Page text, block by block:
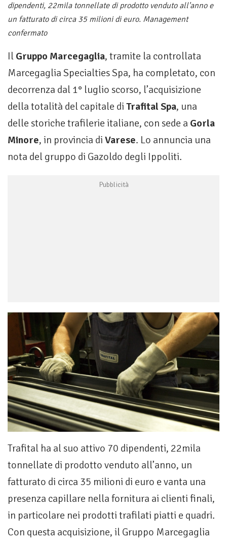
dipendenti, 22mila tonnellate di prodotto venduto all'anno e
un fatturato di circa 35 milioni di euro. Management
confermato
Il Gruppo Marcegaglia, tramite la controllata
Marcegaglia Specialties Spa, ha completato, con
decorrenza dal 1° luglio scorso, l’acquisizione
della totalità del capitale di Trafital Spa, una
delle storiche trafilerie italiane, con sede a Gorla
Minore, in provincia di Varese. Lo annuncia una
nota del gruppo di Gazoldo degli Ippoliti.
Trafital ha al suo attivo 70 dipendenti, 22mila
tonnellate di prodotto venduto all’anno, un
fatturato di circa 35 milioni di euro e vanta una
presenza capillare nella fornitura ai clienti finali,
in particolare nei prodotti trafilati piatti e quadri.
Con questa acquisizione, il Gruppo Marcegaglia